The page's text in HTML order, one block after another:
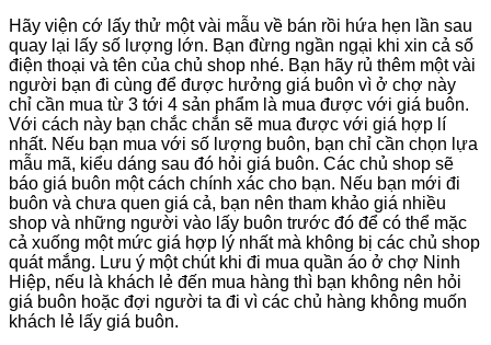
Hãy viện cớ lấy thử một vài mẫu về bán rồi hứa hẹn lần sau
quay lại lấy số lượng lớn. Bạn đừng ngần ngại khi xin cả số
điện thoại và tên của chủ shop nhé. Bạn hãy rủ thêm một vài
người bạn đi cùng để được hưởng giá buôn vì ở chợ này
chỉ cần mua từ 3 tới 4 sản phẩm là mua được với giá buôn.
Với cách này bạn chắc chắn sẽ mua được với giá hợp lí
nhất. Nếu bạn mua với số lượng buôn, bạn chỉ cần chọn lựa
mẫu mã, kiểu dáng sau đó hỏi giá buôn. Các chủ shop sẽ
báo giá buôn một cách chính xác cho bạn. Nếu bạn mới đi
buôn và chưa quen giá cả, bạn nên tham khảo giá nhiều
shop và những người vào lấy buôn trước đó để có thể mặc
cả xuống một mức giá hợp lý nhất mà không bị các chủ shop
quát mắng. Lưu ý một chút khi đi mua quần áo ở chợ Ninh
Hiệp, nếu là khách lẻ đến mua hàng thì bạn không nên hỏi
giá buôn hoặc đợi người ta đi vì các chủ hàng không muốn
khách lẻ lấy giá buôn.